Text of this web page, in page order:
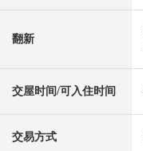
翻新
交屋时间/可入住时间
交易方式